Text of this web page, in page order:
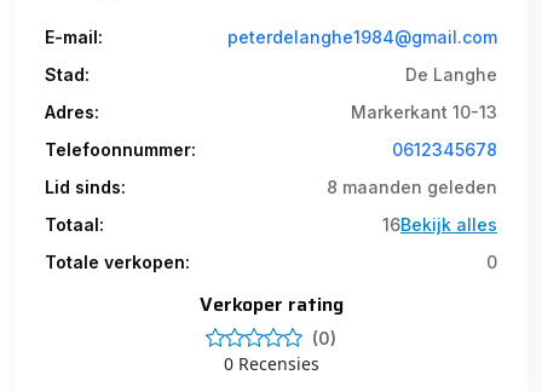
E-mail:
peterdelanghe1984@gmail.com
Stad:
De Langhe
Adres:
Markerkant 10-13
Telefoonnummer:
0612345678
Lid sinds:
8 maanden geleden
Totaal:
16Bekijk alles
Totale verkopen:
0
Verkoper rating
(0)
0 Recensies